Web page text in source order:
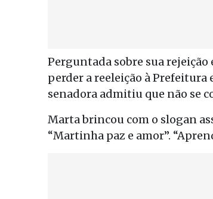
Perguntada sobre sua
perder a reeleição à Prefeitura
senadora admitiu que não se
Marta brincou com o slogan
“Martinha paz e amor”.